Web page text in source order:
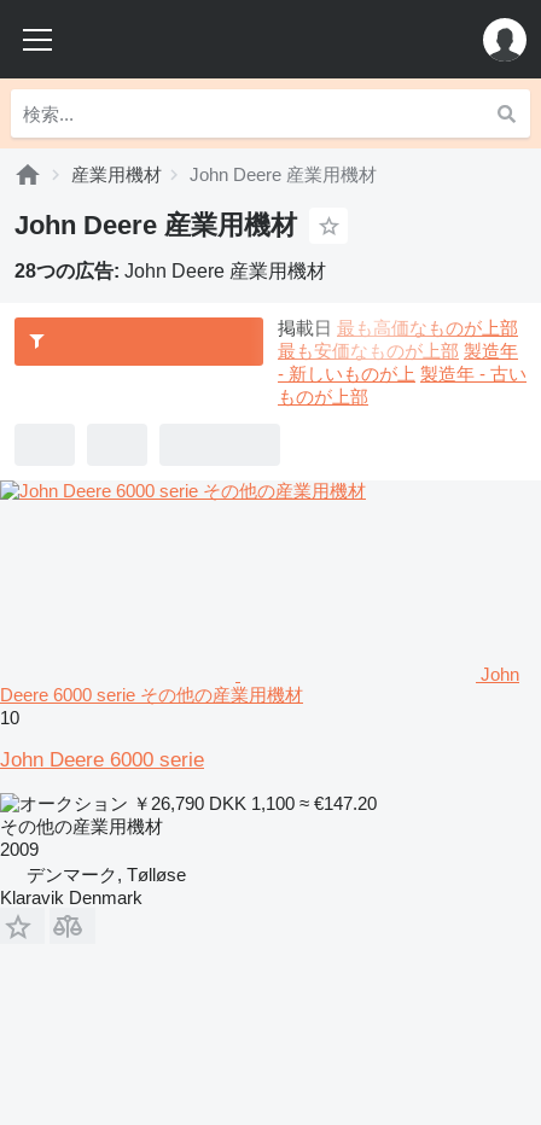
産業用機材 John Deere 産業用機材
John Deere 産業用機材
28つの広告: John Deere 産業用機材
掲載日 最も高価なものが上部
最も安価なものが上部 製造年
- 新しいものが上 製造年 - 古い
ものが上部
John
Deere 6000 serie その他の産業用機材
10
John Deere 6000 serie
￥26,790 DKK 1,100 ≈ €147.20
その他の産業用機材
2009
デンマーク, Tølløse
Klaravik Denmark